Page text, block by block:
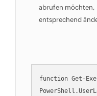
abrufen möchten,
entsprechend
function Get-